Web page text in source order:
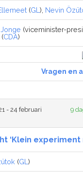
(GL ), Nevin
(viceminister-
CDA)
Vragen en
- 24 februari
9
‘Klein
(GL )